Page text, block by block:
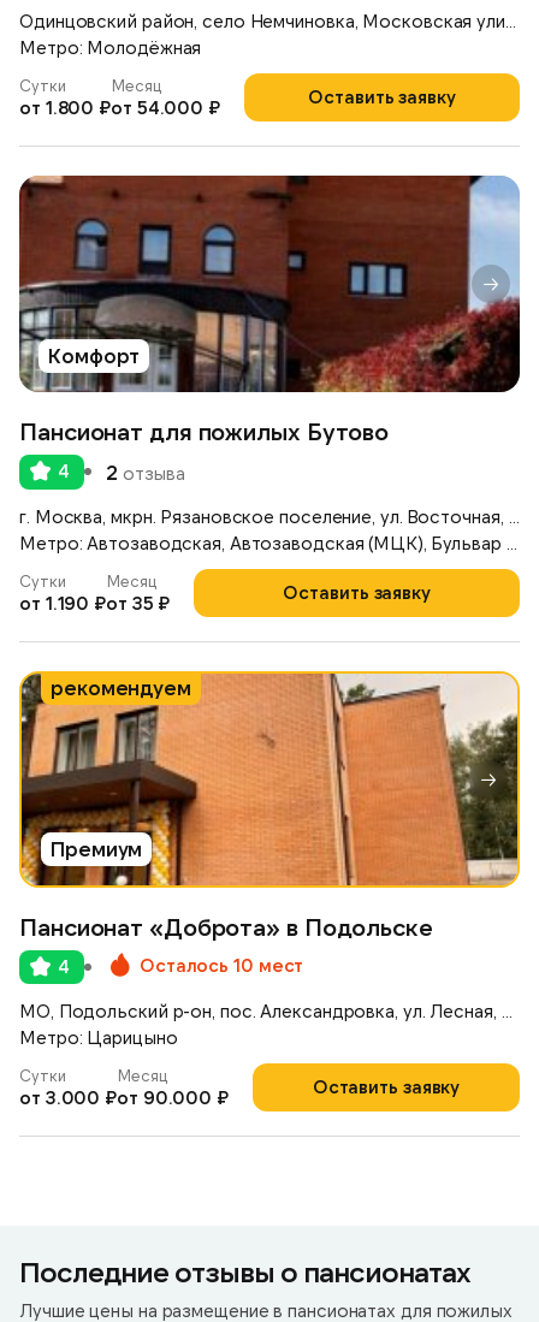
Метро: Молодёжная
Оставить заявку
Сутки
от 1.800 ₽
Месяц
от 54.000 ₽
Комфорт
Пансионат для пожилых Бутово
4 2 отзыва
Оставить заявку
Сутки
от 1.190 ₽
Месяц
от 35 ₽
рекомендуем
Премиум
Пансионат «Доброта» в Подольске
4 Осталось 10 мест
Метро: Царицыно
Оставить заявку
Сутки
от 3.000 ₽
Месяц
от 90.000 ₽
Последние отзывы о пансионатах
Лучшие цены на размещение в пансионатах для пожилых